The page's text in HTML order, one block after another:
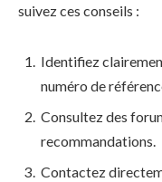
suivez ces conseils :
Identifiez
numéro de
Consultez des
recommandations.
Contactez